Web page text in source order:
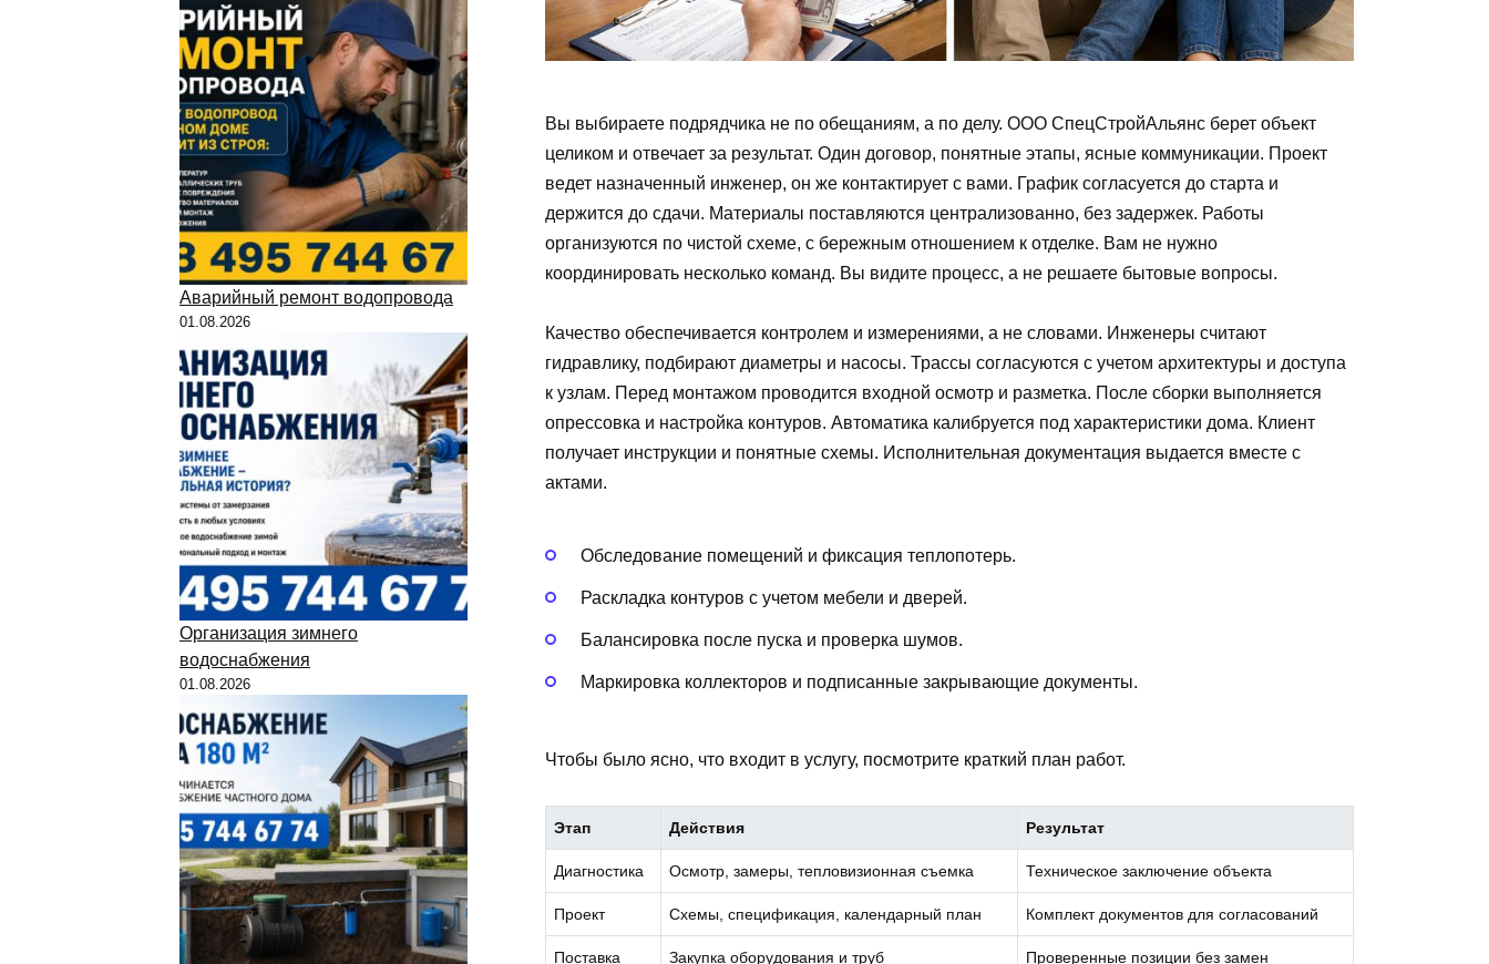
Вы выбираете подрядчика не по обещаниям, а по делу. ООО СпецСтройАльянс берет объект
целиком и отвечает за результат. Один договор, понятные этапы, ясные коммуникации. Проект
ведет назначенный инженер, он же контактирует с вами. График согласуется до старта и
держится до сдачи. Материалы поставляются централизованно, без задержек. Работы
организуются по чистой схеме, с бережным отношением к отделке. Вам не нужно
координировать несколько команд. Вы видите процесс, а не решаете бытовые вопросы.
Качество обеспечивается контролем и измерениями, а не словами. Инженеры считают
гидравлику, подбирают диаметры и насосы. Трассы согласуются с учетом архитектуры и доступа
к узлам. Перед монтажом проводится входной осмотр и разметка. После сборки выполняется
опрессовка и настройка контуров. Автоматика калибруется под характеристики дома. Клиент
получает инструкции и понятные схемы. Исполнительная документация выдается вместе с
актами.
Обследование помещений и фиксация теплопотерь.
Раскладка контуров с учетом мебели и дверей.
Балансировка после пуска и проверка шумов.
Маркировка коллекторов и подписанные закрывающие документы.
Чтобы было ясно, что входит в услугу, посмотрите краткий план работ.
Этап Действия Результат
Диагностика Осмотр, замеры, тепловизионная съемка Техническое заключение объекта
Проект Схемы, спецификация, календарный план Комплект документов для согласований
Поставка Закупка оборудования и труб Проверенные позиции без замен
Аварийный ремонт водопровода
01.08.2026
Организация зимнего
водоснабжения
01.08.2026